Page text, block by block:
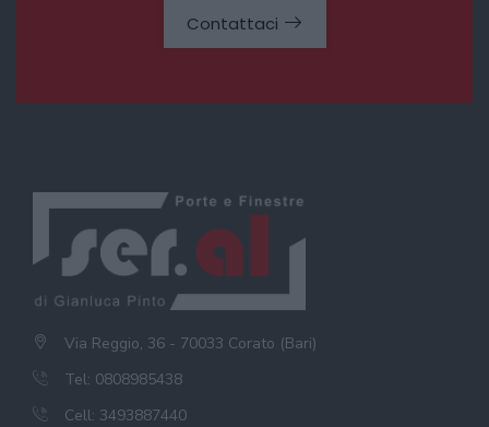
Contattaci
Via Reggio, 36 - 70033 Corato (Bari)
Tel: 0808985438
Cell: 3493887440